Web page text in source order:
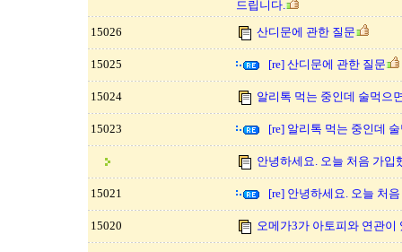
드립니다.
15026
산디문에 관한 질문
15025 [re] 산디문에 관한 질문
15024 알리톡 먹는 중인데 술먹으
15023 [re] 알리톡 먹는 중인데
안녕하세요. 오늘 처음 가입
15021 [re] 안녕하세요. 오늘 처
15020 오메가3가 아토피와 연관이